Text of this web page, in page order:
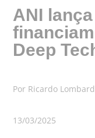
ANI
Deep
Por Ricardo
13/03/2025